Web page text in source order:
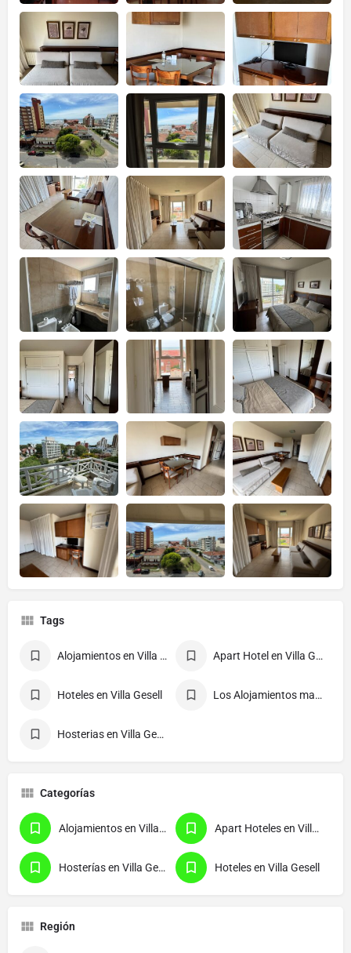
Tags
Alojamientos en Villa Gesell Apart Hotel en Villa Gesell
Hoteles en Villa Gesell Los Alojamientos mas reservados.
Hosterias en Villa Gesell
Categorías
Alojamientos en Villa Gesell Apart Hoteles en Villa Gesell
Hosterías en Villa Gesell Hoteles en Villa Gesell
Región